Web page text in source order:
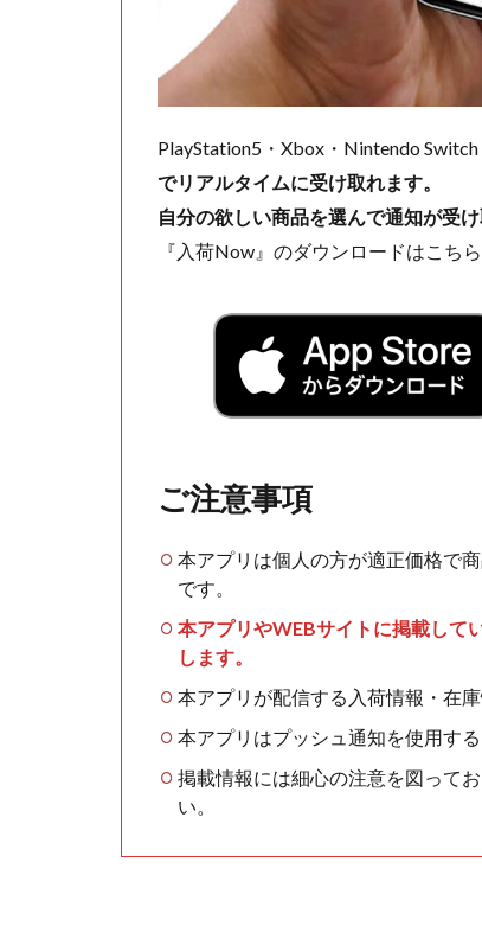
PlayStation5・Xbox・Nintendo
でリアルタイムに受け取れます。
自分の欲しい商品を選んで通知が受
『入荷Now』のダウンロードはこちら
ご注意事項
本アプリは個人の方が適正価格で
です。
本アプリやWEBサイトに掲載して
します。
本アプリが配信する入荷情報・在
本アプリはプッシュ通知を使用す
掲載情報には細心の注意を図って
い。